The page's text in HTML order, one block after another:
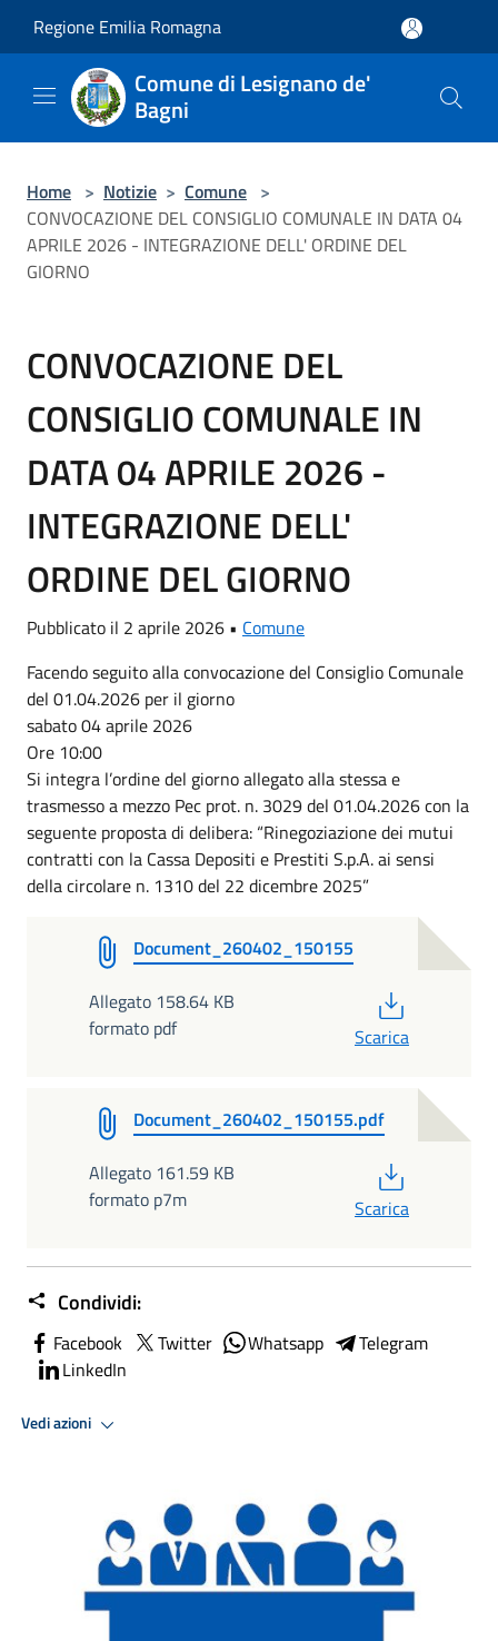
Regione Emilia Romagna
Comune di Lesignano de'
Bagni
Home > Notizie > Comune >
CONVOCAZIONE DEL CONSIGLIO COMUNALE IN DATA 04
APRILE 2026 - INTEGRAZIONE DELL' ORDINE DEL
GIORNO
CONVOCAZIONE DEL
CONSIGLIO COMUNALE IN
DATA 04 APRILE 2026 -
INTEGRAZIONE DELL'
ORDINE DEL GIORNO
Pubblicato il 2 aprile 2026 • Comune
Facendo seguito alla convocazione del Consiglio Comunale
del 01.04.2026 per il giorno
sabato 04 aprile 2026
Ore 10:00
Si integra l’ordine del giorno allegato alla stessa e
trasmesso a mezzo Pec prot. n. 3029 del 01.04.2026 con la
seguente proposta di delibera: “Rinegoziazione dei mutui
contratti con la Cassa Depositi e Prestiti S.p.A. ai sensi
della circolare n. 1310 del 22 dicembre 2025”
Document_260402_150155
Allegato 158.64 KB
formato pdf
Scarica
Document_260402_150155.pdf
Allegato 161.59 KB
formato p7m
Scarica
Condividi:
Facebook Twitter Whatsapp
Telegram
LinkedIn
Vedi azioni